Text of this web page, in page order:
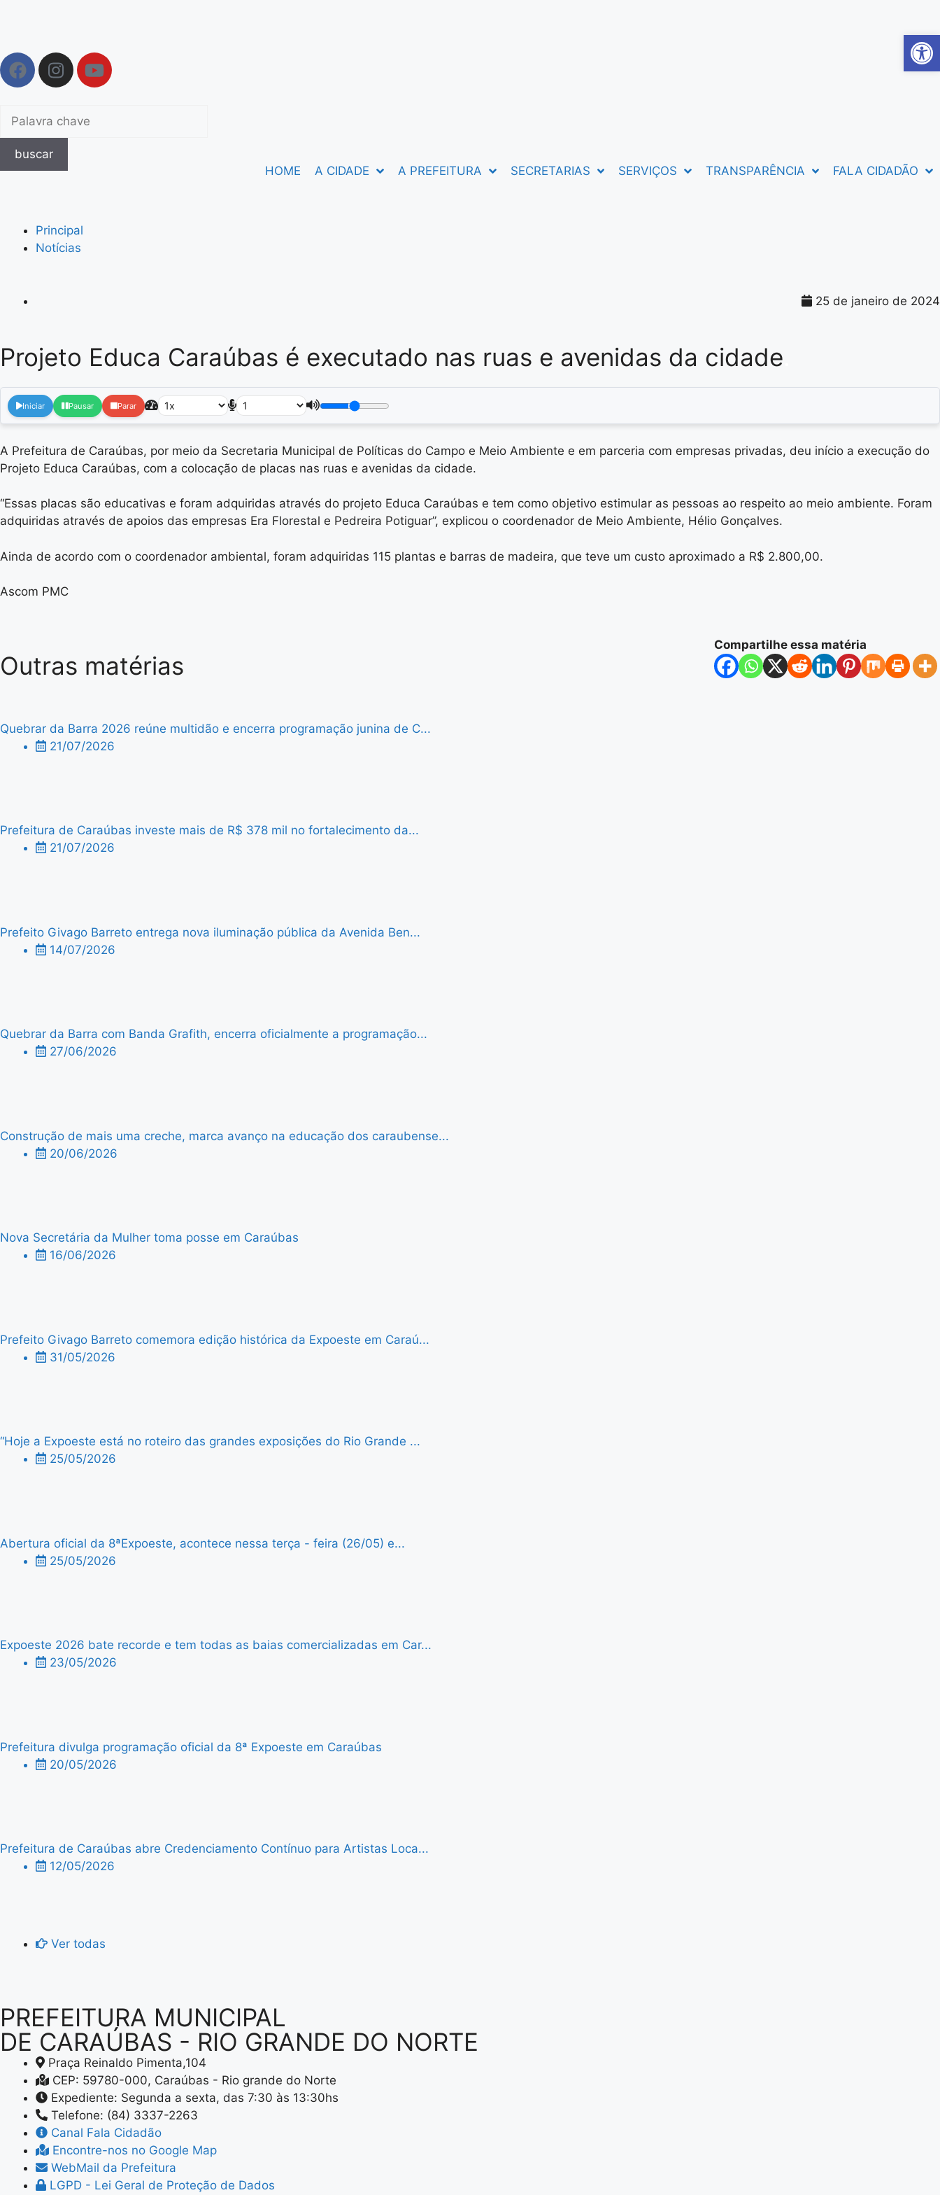
buscar
HOME
A CIDADE A PREFEITURA SECRETARIAS SERVIÇOS TRANSPARÊNCIA FALA CIDADÃO
Principal
Notícias
25 de janeiro de 2024
Projeto Educa Caraúbas é executado nas ruas e avenidas da cidade
Iniciar Pausar Parar
A Prefeitura de Caraúbas, por meio da Secretaria Municipal de Políticas do Campo e Meio Ambiente e em parceria com empresas privadas, deu início a execução do
Projeto Educa Caraúbas, com a colocação de placas nas ruas e avenidas da cidade.
“Essas placas são educativas e foram adquiridas através do projeto Educa Caraúbas e tem como objetivo estimular as pessoas ao respeito ao meio ambiente. Foram
adquiridas através de apoios das empresas Era Florestal e Pedreira Potiguar”, explicou o coordenador de Meio Ambiente, Hélio Gonçalves.
Ainda de acordo com o coordenador ambiental, foram adquiridas 115 plantas e barras de madeira, que teve um custo aproximado a R$ 2.800,00.
Ascom PMC
Compartilhe essa matéria
Outras matérias
Quebrar da Barra 2026 reúne multidão e encerra programação junina de C...
21/07/2026
Prefeitura de Caraúbas investe mais de R$ 378 mil no fortalecimento da...
21/07/2026
Prefeito Givago Barreto entrega nova iluminação pública da Avenida Ben...
14/07/2026
Quebrar da Barra com Banda Grafith, encerra oficialmente a programação...
27/06/2026
Construção de mais uma creche, marca avanço na educação dos caraubense...
20/06/2026
Nova Secretária da Mulher toma posse em Caraúbas
16/06/2026
Prefeito Givago Barreto comemora edição histórica da Expoeste em Caraú...
31/05/2026
“Hoje a Expoeste está no roteiro das grandes exposições do Rio Grande ...
25/05/2026
Abertura oficial da 8ªExpoeste, acontece nessa terça - feira (26/05) e...
25/05/2026
Expoeste 2026 bate recorde e tem todas as baias comercializadas em Car...
23/05/2026
Prefeitura divulga programação oficial da 8ª Expoeste em Caraúbas
20/05/2026
Prefeitura de Caraúbas abre Credenciamento Contínuo para Artistas Loca...
12/05/2026
Ver todas
PREFEITURA MUNICIPAL
DE CARAÚBAS - RIO GRANDE DO NORTE
Praça Reinaldo Pimenta,104
CEP: 59780-000, Caraúbas - Rio grande do Norte
Expediente: Segunda a sexta, das 7:30 às 13:30hs
Telefone: (84) 3337-2263
Canal Fala Cidadão
Encontre-nos no Google Map
WebMail da Prefeitura
LGPD - Lei Geral de Proteção de Dados
Abrir